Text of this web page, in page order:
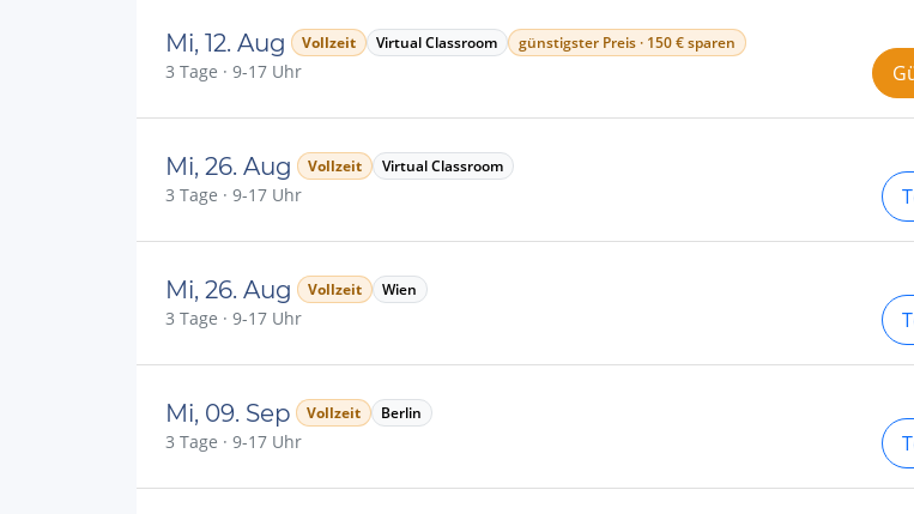
Mi, 12. Aug Vollzeit Virtual Classroom günstigster Preis · 150 € sparen
3 Tage · 9-17 Uhr
Mi, 26. Aug Vollzeit Virtual Classroom
3 Tage · 9-17 Uhr
Mi, 26. Aug Vollzeit Wien
3 Tage · 9-17 Uhr
Mi, 09. Sep Vollzeit Berlin
3 Tage · 9-17 Uhr